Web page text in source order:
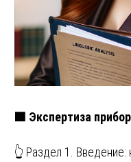
🟩 Экспертиза
👆 Раздел 1. Введение: